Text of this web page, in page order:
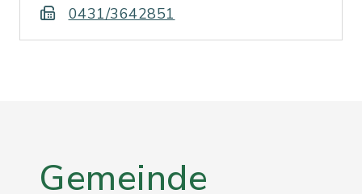
0431/3642851
Gemeinde